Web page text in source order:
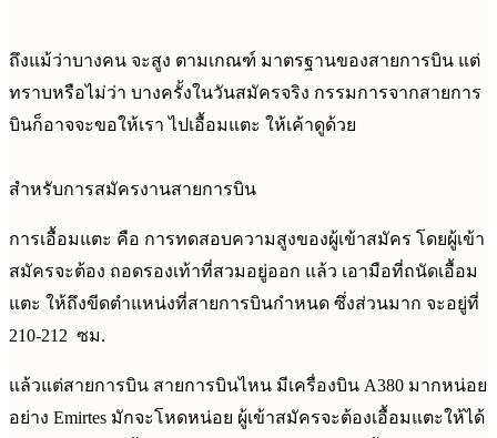
ถึงแม้ว่าบางคน จะสูง ตามเกณฑ์ มาตรฐานของสายการบิน แต่
ทราบหรือไม่ว่า บางครั้งในวันสมัครจริง กรรมการจากสายการ
บินก็อาจจะขอให้เรา ไปเอื้อมแตะ ให้เค้าดูด้วย
สำหรับการสมัครงานสายการบิน
การเอื้อมแตะ คือ การทดสอบความสูงของผู้เข้าสมัคร โดยผู้เข้า
สมัครจะต้อง ถอดรองเท้าที่สวมอยู่ออก แล้ว เอามือที่ถนัดเอื้อม
แตะ ให้ถึงขีดตำแหน่งที่สายการบินกำหนด ซึ่งส่วนมาก จะอยู่ที่
210-212 ซม.
แล้วแต่สายการบิน สายการบินไหน มีเครื่องบิน A380 มากหน่อย
อย่าง Emirtes มักจะโหดหน่อย ผู้เข้าสมัครจะต้องเอื้อมแตะให้ได้